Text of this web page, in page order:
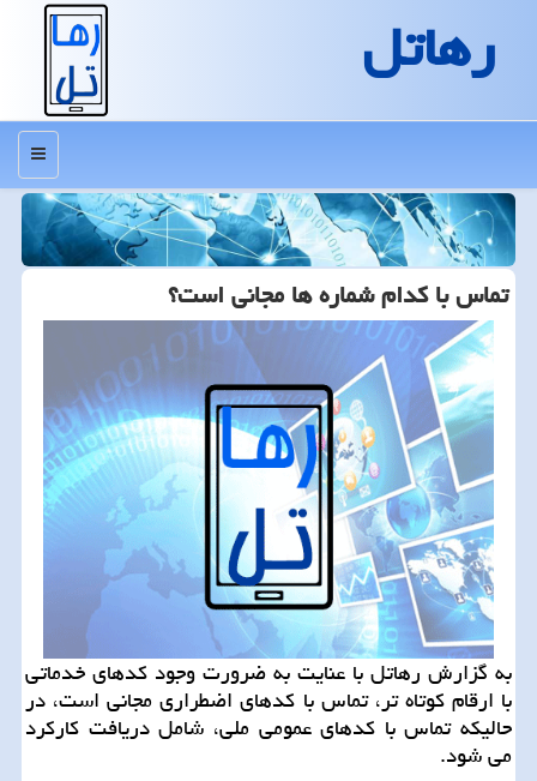
رهاتل
منو
تماس با كدام شماره ها مجانی است؟
به گزارش رهاتل با عنایت به ضرورت وجود كدهای خدماتی
با ارقام كوتاه تر، تماس با كدهای اضطراری مجانی است، در
حالیكه تماس با كدهای عمومی ملی، شامل دریافت كاركرد
می شود.